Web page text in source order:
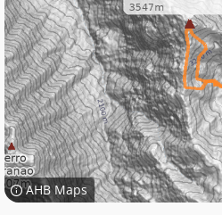
AHB Maps